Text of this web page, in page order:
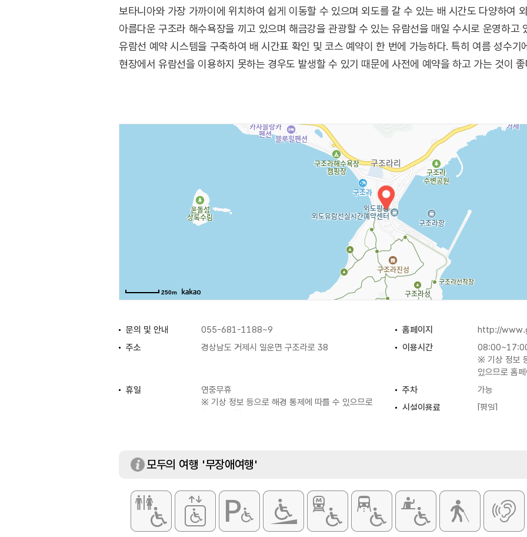
보타니아와 가장 가까이에 위치하여 쉽게 이동할 수 있으며 외도를 갈 수 있는 배 시간도 다양하여
아름다운 구조라 해수욕장을 끼고 있으며 해금강을 관광할 수 있는 유람선을 매일 수시로 운영하고
유람선 예약 시스템을 구축하여 배 시간표 확인 및 코스 예약이 한 번에 가능하다. 특히 여름 성수기
현장에서 유람선을 이용하지 못하는 경우도 발생할 수 있기 때문에 사전에 예약을 하고 가는 것이
250m
문의 및 안내 055-681-1188~9 홈페이지
http://
주소
경상남도 거제시 일운면 구조라로 38 이용시간
※ 기상 정보
있으므로 홈
휴일
연중무휴
※ 기상 정보 등으로 해경 통제에 따를 수 있으므로
주차
가능
시설이용료
[평일]
※ 자세한 사
모두의 여행 '무장애여행'